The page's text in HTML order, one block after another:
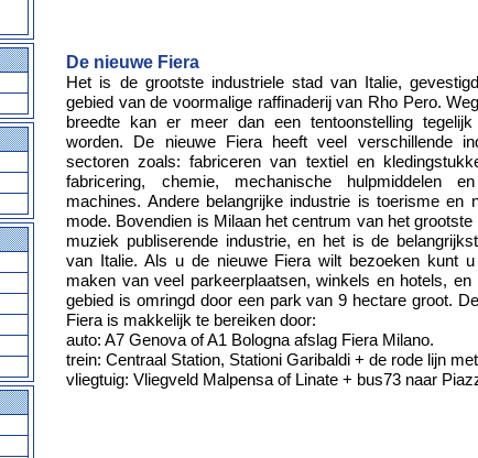
De nieuwe Fiera
Het is de grootste industriele stad van Italie,
gebied van de voormalige raffinaderij van Rho Pero.
breedte kan er meer dan een tentoonstelling tegelijk
worden. De nieuwe Fiera heeft veel verschillende
sectoren zoals: fabriceren van textiel en
fabricering, chemie, mechanische hulpmiddelen
machines. Andere belangrijke industrie is toerisme en
mode. Bovendien is Milaan het centrum van het grootste
muziek publiserende industrie, en het is de
van Italie. Als u de nieuwe Fiera wilt bezoeken kunt u
maken van veel parkeerplaatsen, winkels en hotels, en
gebied is omringd door een park van 9 hectare groot.
Fiera is makkelijk te bereiken door:
auto: A7 Genova of A1 Bologna afslag Fiera Milano.
trein: Centraal Station, Stationi Garibaldi + de rode lijn
vliegtuig: Vliegveld Malpensa of Linate + bus73 naar